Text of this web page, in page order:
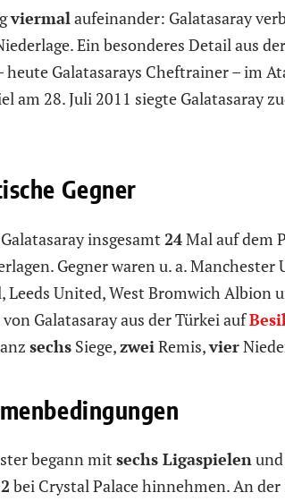
viermalaufeinander: Galatasaray
Ein besonderes Detail aus
heute Galatasarays Cheftrainer – im
am 28. Juli 2011 siegte Galatasaray
Gegner
insgesamt 24Mal auf dem
Gegner waren u. a. Manchester
Leeds United, West Bromwich Albion
Galatasaray aus der Türkei auf
sechs Siege,zwei Remis,vier
begann mit sechs Ligaspielenund
bei Crystal Palace hinnehmen. An